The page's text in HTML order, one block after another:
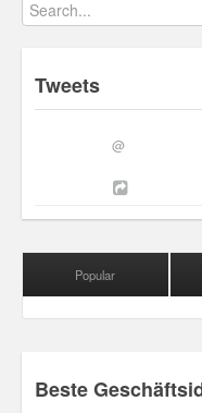
Tweets
@
Popular
Beste